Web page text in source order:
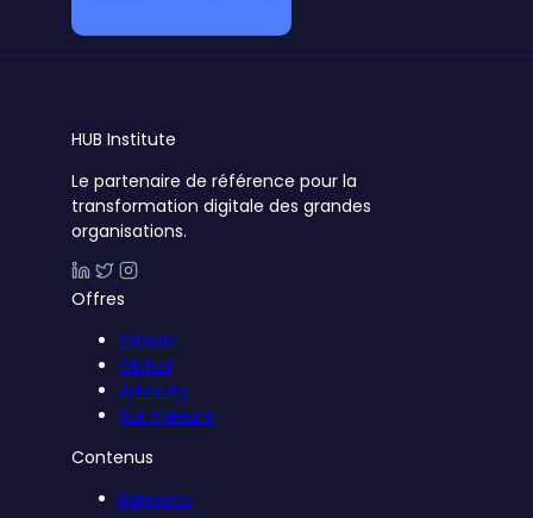
HUB Institute
Le partenaire de référence pour la
transformation digitale des grandes
organisations.
Offres
Classic
Global
Advisory
Sur mesure
Contenus
Rapports